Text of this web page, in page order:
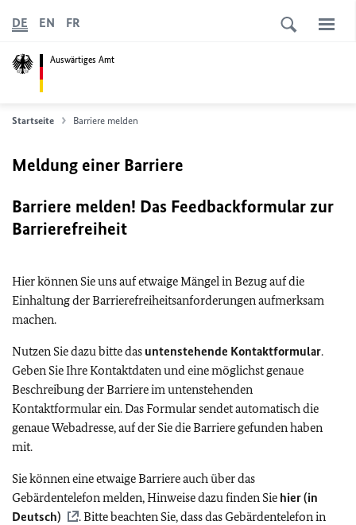
Auswärtiges Amt
DE EN FR
Startseite Barriere melden
Meldung einer Barriere
Barriere melden! Das Feedbackformular zur
Barrierefreiheit
Hier können Sie uns auf etwaige Mängel in Bezug auf die
Einhaltung der Barrierefreiheitsanforderungen aufmerksam
machen.
Nutzen Sie dazu bitte das untenstehende Kontaktformular.
Geben Sie Ihre Kontaktdaten und eine möglichst genaue
Beschreibung der Barriere im untenstehenden
Kontaktformular ein. Das Formular sendet automatisch die
genaue Webadresse, auf der Sie die Barriere gefunden haben
mit.
Sie können eine etwaige Barriere auch über das
Gebärdentelefon melden, Hinweise dazu finden Sie hier (in
Deutsch)
. Bitte beachten Sie, dass das Gebärdentelefon in